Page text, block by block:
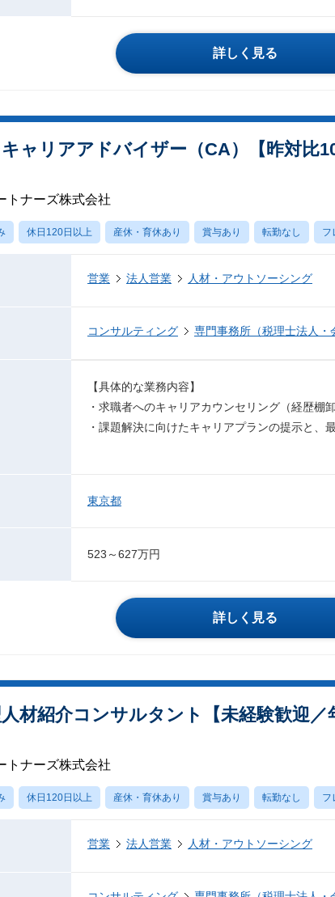
詳しく見る
ャリアアドバイザー（CA）【昨対比
トナーズ株式会社
休日120日以上 産休・育休あり 賞与あり 転勤なし フ
営業 法人営業 人材・アウトソーシング
コンサルティング 専門事務所（税理士法人・
【具体的な業務内容】
・求職者へのキャリアカウンセリング（経歴棚
・課題解決に向けたキャリアプランの提示と、
東京都
523～627万円
詳しく見る
材紹介コンサルタント【未経験歓迎／
トナーズ株式会社
休日120日以上 産休・育休あり 賞与あり 転勤なし フ
営業 法人営業 人材・アウトソーシング